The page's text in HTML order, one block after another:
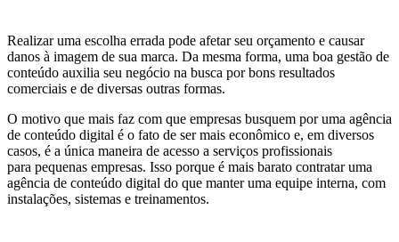
Realizar uma escolha errada pode afetar seu orçamento e causar
danos à imagem de sua marca. Da mesma forma, uma boa gestão de
conteúdo auxilia seu negócio na busca por bons resultados
comerciais e de diversas outras formas.
O motivo que mais faz com que empresas busquem por uma agência
de conteúdo digital é o fato de ser mais econômico e, em diversos
casos, é a única maneira de acesso a serviços profissionais
para pequenas empresas. Isso porque é mais barato contratar uma
agência de conteúdo digital do que manter uma equipe interna, com
instalações, sistemas e treinamentos.